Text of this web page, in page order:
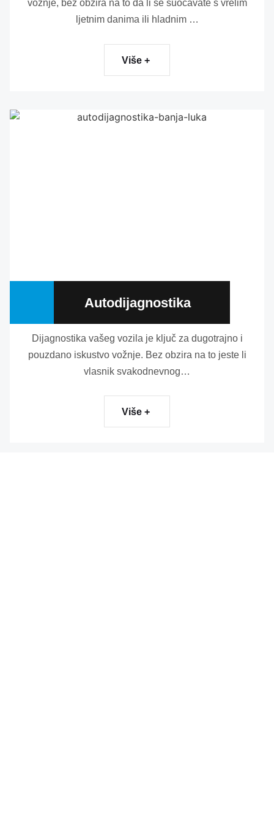
vožnje, bez obzira na to da li se suočavate s vrelim
ljetnim danima ili hladnim …
Više +
Autodijagnostika
Dijagnostika vašeg vozila je ključ za dugotrajno i
pouzdano iskustvo vožnje. Bez obzira na to jeste li
vlasnik svakodnevnog…
Više +